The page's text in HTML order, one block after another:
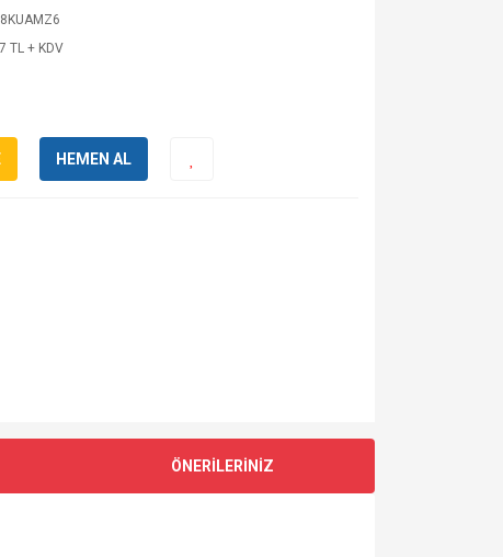
TL + KDV
HEMEN AL
ÖNERİLERİNİZ